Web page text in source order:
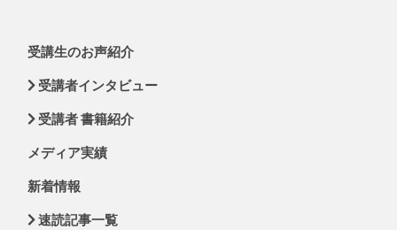
受講生のお声紹介
受講者インタビュー
受講者 書籍紹介
メディア実績
新着情報
速読記事一覧